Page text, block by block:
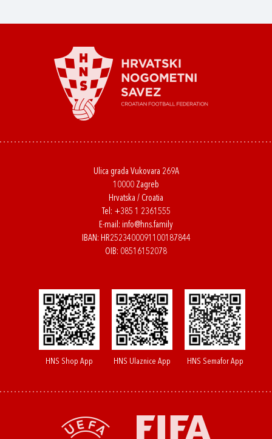
Ulica grada Vukovara 269A
10000 Zagreb
Hrvatska / Croatia
Tel: +385 1 2361555
E-mail: info@hns.family
IBAN: HR2523400091100187844
OIB: 08516152078
HNS Shop App HNS Ulaznice App HNS Semafor App